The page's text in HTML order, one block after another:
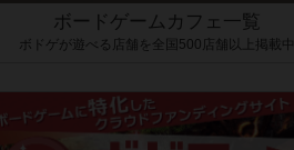
ボードゲームカフェ一覧
ボドゲが遊べる店舗を全国500店舗以上掲載中